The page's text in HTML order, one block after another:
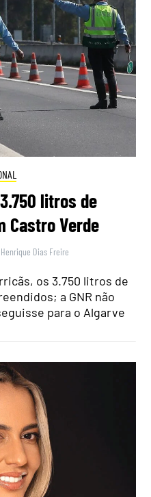
litros de
Castro Verde
Henrique Dias Freire
os 3.750 litros de
a GNR não
para o Algarve